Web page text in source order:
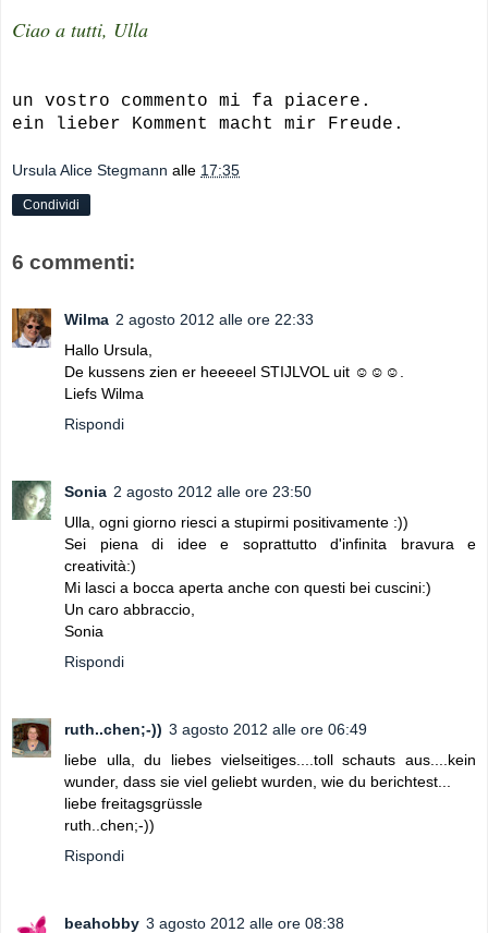
Ciao a tutti, Ulla
un vostro commento mi fa piacere.
ein lieber Komment macht mir Freude.
Ursula Alice Stegmann alle 17:35
Condividi
6 commenti:
Wilma 2 agosto 2012 alle ore 22:33
Hallo Ursula,
De kussens zien er heeeeel STIJLVOL uit ☺☺☺.
Liefs Wilma
Rispondi
Sonia 2 agosto 2012 alle ore 23:50
Ulla, ogni giorno riesci a stupirmi positivamente :))
Sei piena di idee e soprattutto d'infinita bravura e
creatività:)
Mi lasci a bocca aperta anche con questi bei cuscini:)
Un caro abbraccio,
Sonia
Rispondi
ruth..chen;-)) 3 agosto 2012 alle ore 06:49
liebe ulla, du liebes vielseitiges....toll schauts aus....kein
wunder, dass sie viel geliebt wurden, wie du berichtest...
liebe freitagsgrüssle
ruth..chen;-))
Rispondi
beahobby 3 agosto 2012 alle ore 08:38